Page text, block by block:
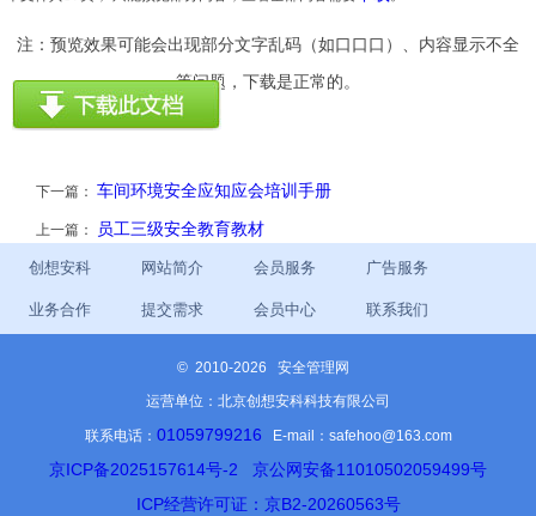
注：预览效果可能会出现部分文字乱码（如口口口）、内容显示不全
等问题，下载是正常的。
下一篇： 车间环境安全应知应会培训手册
上一篇： 员工三级安全教育教材
创想安科 网站简介 会员服务 广告服务
业务合作 提交需求 会员中心 联系我们
© 2010-2026 安全管理网
运营单位：北京创想安科科技有限公司
联系电话： 01059799216 E-mail：safehoo@163.com
京ICP备2025157614号-2
京公网安备11010502059499号
ICP经营许可证：京B2-20260563号